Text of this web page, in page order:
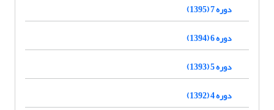
دوره 7 (1395)
دوره 6 (1394)
دوره 5 (1393)
دوره 4 (1392)